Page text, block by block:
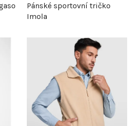
Pánské sportovní tričko
Imola